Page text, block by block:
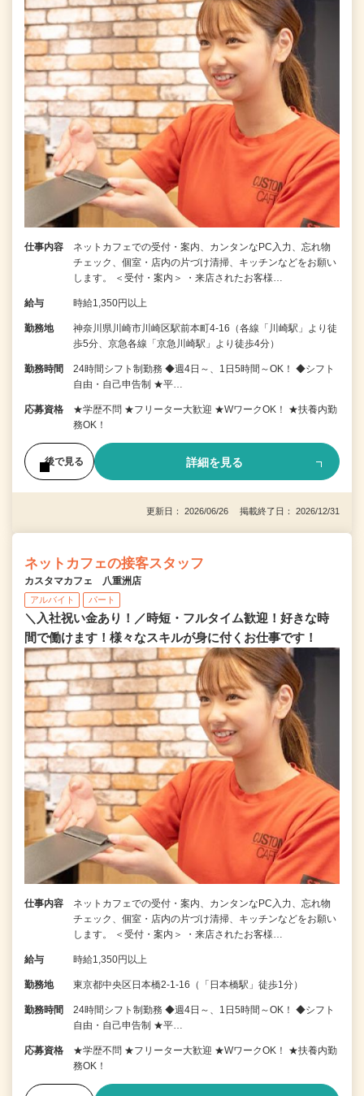
仕事内容
ネットカフェでの受付・案内、カンタンなPC入力、忘れ物
チェック、個室・店内の片づけ清掃、キッチンなどをお願い
します。 ＜受付・案内＞ ・来店されたお客様…
給与 時給1,350円以上
勤務地
神奈川県川崎市川崎区駅前本町4-16（各線「川崎駅」より徒
歩5分、京急各線「京急川崎駅」より徒歩4分）
勤務時間
24時間シフト制勤務 ◆週4日～、1日5時間～OK！ ◆シフト
自由・自己申告制 ★平…
応募資格
★学歴不問 ★フリーター大歓迎 ★WワークOK！ ★扶養内勤
務OK！
後で見る 詳細を見る
更新日： 2026/06/26 掲載終了日： 2026/12/31
ネットカフェの接客スタッフ
カスタマカフェ 八重洲店
アルバイト パート
＼入社祝い金あり！／時短・フルタイム歓迎！好きな時
間で働けます！様々なスキルが身に付くお仕事です！
仕事内容
ネットカフェでの受付・案内、カンタンなPC入力、忘れ物
チェック、個室・店内の片づけ清掃、キッチンなどをお願い
します。 ＜受付・案内＞ ・来店されたお客様…
給与 時給1,350円以上
勤務地 東京都中央区日本橋2-1-16（「日本橋駅」徒歩1分）
勤務時間
24時間シフト制勤務 ◆週4日～、1日5時間～OK！ ◆シフト
自由・自己申告制 ★平…
応募資格
★学歴不問 ★フリーター大歓迎 ★WワークOK！ ★扶養内勤
務OK！